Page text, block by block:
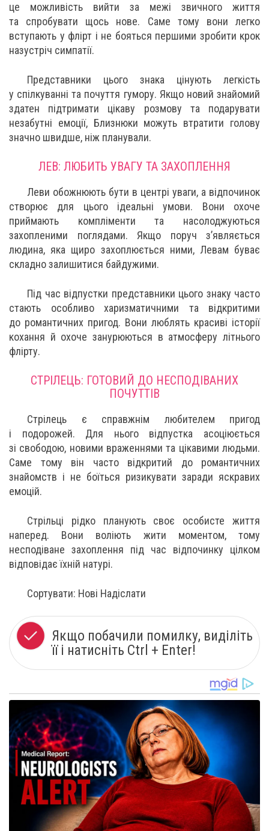
це можливість вийти за межі звичного життя
та спробувати щось нове. Саме тому вони легко
вступають у флірт і не бояться першими зробити крок
назустріч симпатії.
Представники цього знака цінують легкість
у спілкуванні та почуття гумору. Якщо новий знайомий
здатен підтримати цікаву розмову та подарувати
незабутні емоції, Близнюки можуть втратити голову
значно швидше, ніж планували.
ЛЕВ: ЛЮБИТЬ УВАГУ ТА ЗАХОПЛЕННЯ
Леви обожнюють бути в центрі уваги, а відпочинок
створює для цього ідеальні умови. Вони охоче
приймають компліменти та насолоджуються
захопленими поглядами. Якщо поруч з’являється
людина, яка щиро захоплюється ними, Левам буває
складно залишитися байдужими.
Під час відпустки представники цього знаку часто
стають особливо харизматичними та відкритими
до романтичних пригод. Вони люблять красиві історії
кохання й охоче занурюються в атмосферу літнього
флірту.
СТРІЛЕЦЬ: ГОТОВИЙ ДО НЕСПОДІВАНИХ
ПОЧУТТІВ
Стрілець є справжнім любителем пригод
і подорожей. Для нього відпустка асоціюється
зі свободою, новими враженнями та цікавими людьми.
Саме тому він часто відкритий до романтичних
знайомств і не боїться ризикувати заради яскравих
емоцій.
Стрільці рідко планують своє особисте життя
наперед. Вони воліють жити моментом, тому
несподіване захоплення під час відпочинку цілком
відповідає їхній натурі.
Сортувати: Нові Надіслати
Якщо побачили помилку, виділіть
її і натисніть Ctrl + Enter!